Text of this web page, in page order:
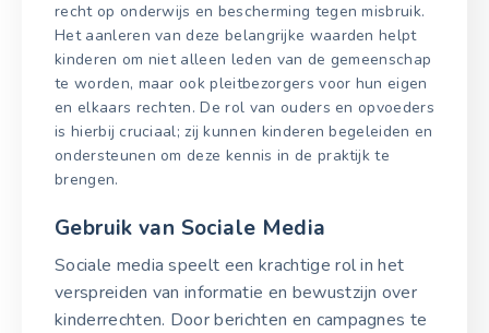
recht op onderwijs en bescherming tegen misbruik.
Het aanleren van deze belangrijke waarden helpt
kinderen om niet alleen leden van de gemeenschap
te worden, maar ook pleitbezorgers voor hun eigen
en elkaars rechten. De rol van ouders en opvoeders
is hierbij cruciaal; zij kunnen kinderen begeleiden en
ondersteunen om deze kennis in de praktijk te
brengen.
Gebruik van Sociale Media
Sociale media speelt een krachtige rol in het
verspreiden van informatie en bewustzijn over
kinderrechten. Door berichten en campagnes te